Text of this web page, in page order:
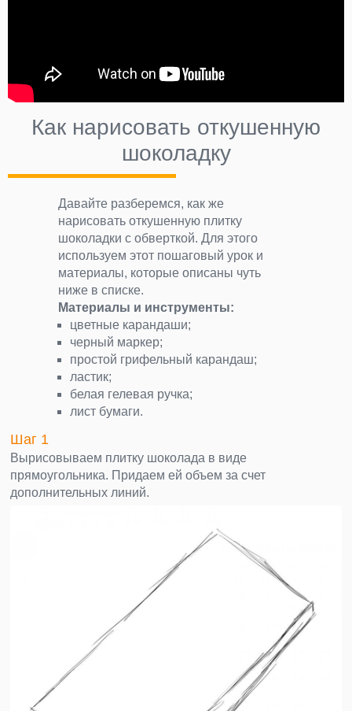
Как нарисовать откушенную
шоколадку
Давайте разберемся, как же
нарисовать откушенную плитку
шоколадки с обверткой. Для этого
используем этот пошаговый урок и
материалы, которые описаны чуть
ниже в списке.
Материалы и инструменты:
цветные карандаши;
черный маркер;
простой грифельный карандаш;
ластик;
белая гелевая ручка;
лист бумаги.
Шаг 1
Вырисовываем плитку шоколада в виде
прямоугольника. Придаем ей объем за счет
дополнительных линий.